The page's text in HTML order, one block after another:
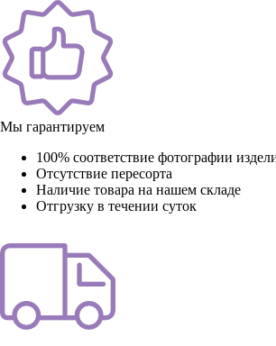
Мы гарантируем
100% соответствие фотографии
Отсутствие пересорта
Наличие товара на нашем складе
Отгрузку в течении суток